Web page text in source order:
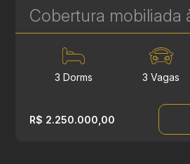
3 Dorms 3 Vagas
R$ 2.250.000,00